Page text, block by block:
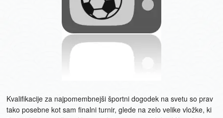
Kvalifikacije za najpomembnejši športni dogodek na svetu so prav
tako posebne kot sam finalni turnir, glede na zelo velike vložke, ki